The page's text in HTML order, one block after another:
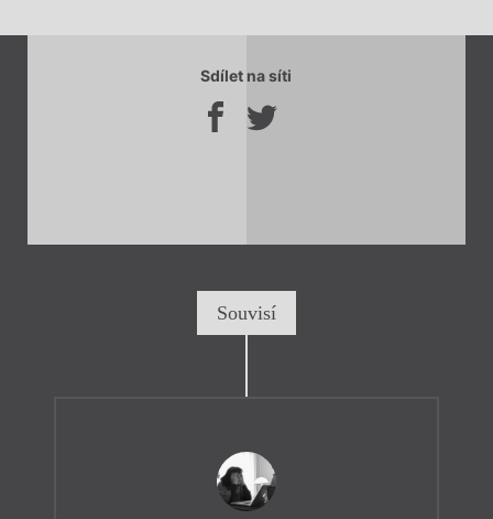
Sdílet na síti
Souvisí